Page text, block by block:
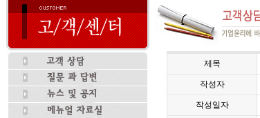
제목
작성자
작성일자